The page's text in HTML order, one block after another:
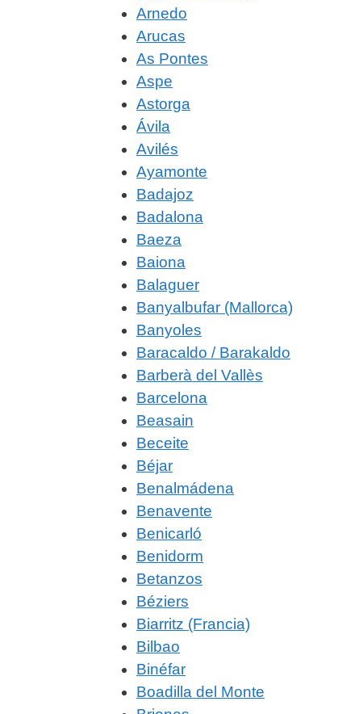
Arnedo
Arucas
As Pontes
Aspe
Astorga
Ávila
Avilés
Ayamonte
Badajoz
Badalona
Baeza
Baiona
Balaguer
Banyalbufar (Mallorca)
Banyoles
Baracaldo / Barakaldo
Barberà del Vallès
Barcelona
Beasain
Beceite
Béjar
Benalmádena
Benavente
Benicarló
Benidorm
Betanzos
Béziers
Biarritz (Francia)
Bilbao
Binéfar
Boadilla del Monte